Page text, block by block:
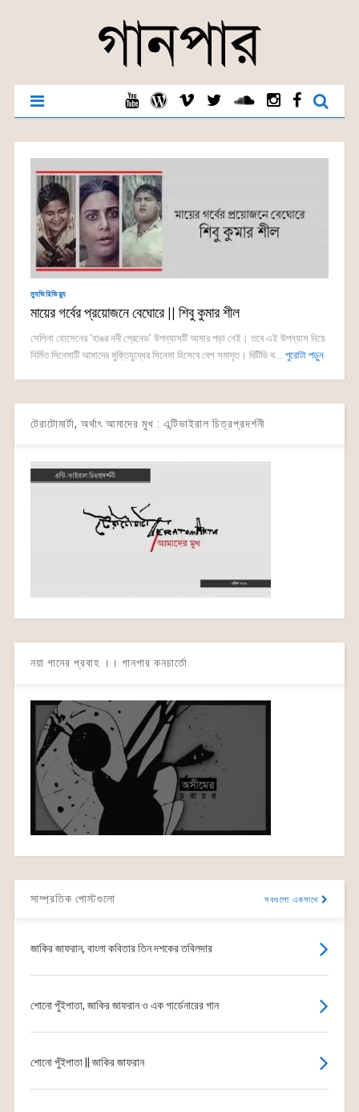
ম্যুভিরিভিয়্যু
মায়ের গর্বের প্রয়োজনে বেঘোরে || শিবু কুমার শীল
সেলিনা হোসেনের ‘হাঙর নদী গ্রেনেড’ উপন্যাসটি আমার পড়া নেই। তবে এই উপন্যাস নিয়ে
নির্মিত সিনেমাটি আমাদের মুক্তিযুদ্ধের সিনেমা হিসেবে বেশ সমাদৃত। বিটিভি থ... পুরোটা পড়ুন
টেরাটোমার্টা, অর্থাৎ আমাদের মুখ : এন্টিভাইরাল চিত্রপ্রদর্শনী
নয়া গানের প্রবাহ ।। গানপার কনচার্তো
সাম্প্রতিক পোস্টগুলো সবগুলো একসাথে
জাকির জাফরান, বাংলা কবিতার তিন দশকের তবিলদার
শোনো পুঁইপাতা, জাকির জাফরান ও এক গার্ডেনারের গান
শোনো পুঁইপাতা || জাকির জাফরান